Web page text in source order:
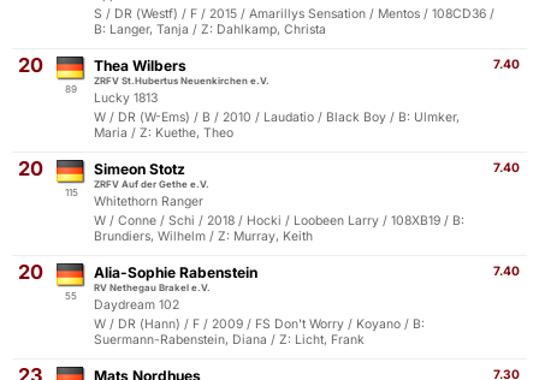
S / DR (Westf) / F / 2015 / Amarillys Sensation / Mentos / 108CD36 /
B: Langer, Tanja / Z: Dahlkamp, Christa
20
89
7.40
Thea Wilbers
ZRFV St.Hubertus Neuenkirchen e.V.
Lucky 1813
W / DR (W-Ems) / B / 2010 / Laudatio / Black Boy / B: Ulmker,
Maria / Z: Kuethe, Theo
20
115
7.40
Simeon Stotz
ZRFV Auf der Gethe e.V.
Whitethorn Ranger
W / Conne / Schi / 2018 / Hocki / Loobeen Larry / 108XB19 / B:
Brundiers, Wilhelm / Z: Murray, Keith
20
55
7.40
Alia-Sophie Rabenstein
RV Nethegau Brakel e.V.
Daydream 102
W / DR (Hann) / F / 2009 / FS Don't Worry / Koyano / B:
Suermann-Rabenstein, Diana / Z: Licht, Frank
23 7.30
Mats Nordhues